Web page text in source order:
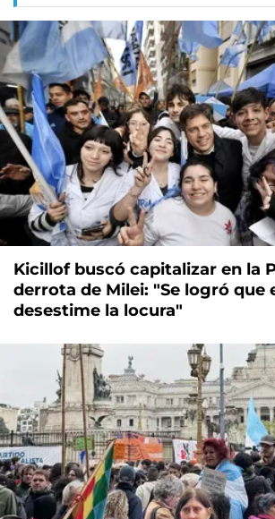
Kicillof buscó capitalizar en la
derrota de Milei: "Se logró que
desestime la locura"